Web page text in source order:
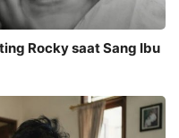
Rocky saat Sang Ibu